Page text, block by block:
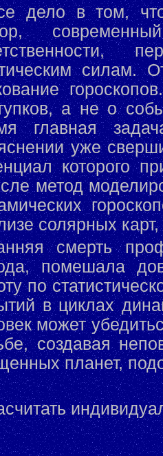
дело в том,
силам.
а не о
главная
уже
которого
метод
солярных
смерть
помешала
по
в циклах
может
создавая
планет,